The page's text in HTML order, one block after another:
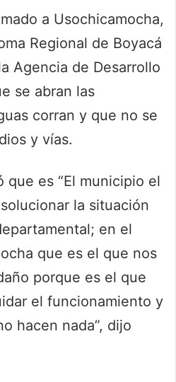
a Usochicamocha,
Regional de Boyacá
Agencia de Desarrollo
se abran las
corran y que no se
y vías.
que es “El municipio el
la situación
en el
que es el que nos
porque es el que
el funcionamiento y
hacen nada”, dijo